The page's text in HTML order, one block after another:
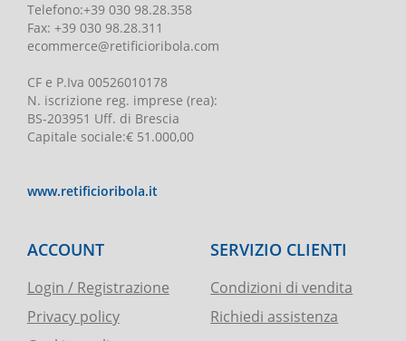
Telefono:+39 030 98.28.358
Fax: +39 030 98.28.311
ecommerce@retificioribola.com
CF e P.Iva 00526010178
N. iscrizione reg. imprese (rea):
BS-203951 Uff. di Brescia
Capitale sociale:€ 51.000,00
www.retificioribola.it
ACCOUNT
Login / Registrazione
Privacy policy
SERVIZIO CLIENTI
Condizioni di vendita
Richiedi assistenza